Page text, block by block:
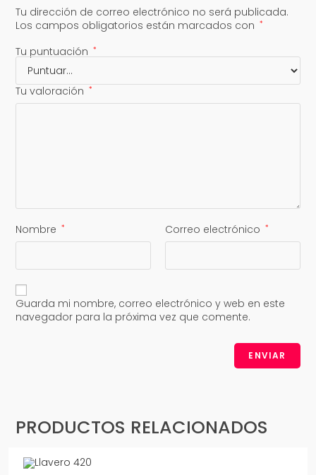
Tu dirección de correo electrónico no será publicada.
Los campos obligatorios están marcados con *
Tu puntuación *
Tu valoración *
Nombre * Correo electrónico *
Guarda mi nombre, correo electrónico y web en este
navegador para la próxima vez que comente.
PRODUCTOS RELACIONADOS